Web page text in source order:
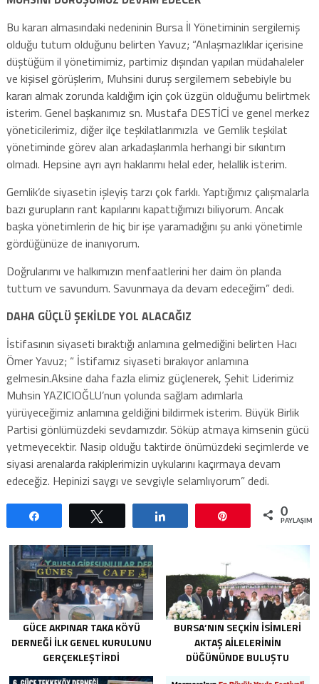
Bu kararı almasındaki nedeninin Bursa İl Yönetiminin sergilemiş
olduğu tutum olduğunu belirten Yavuz; “Anlaşmazlıklar içerisine
düştüğüm il yönetimimiz, partimiz dışından yapılan müdahaleler
ve kişisel görüşlerim, Muhsini duruş sergilemem sebebiyle bu
kararı almak zorunda kaldığım için çok üzgün olduğumu belirtmek
isterim. Genel başkanımız sn. Mustafa DESTİCİ ve genel merkez
yöneticilerimiz, diğer ilçe teşkilatlarımızla ve Gemlik teşkilat
yönetiminde görev alan arkadaşlarımla herhangi bir sıkıntım
olmadı. Hepsine ayrı ayrı haklarımı helal eder, helallik isterim.
Gemlik’de siyasetin işleyiş tarzı çok farklı. Yaptığımız çalışmalarla
bazı gurupların rant kapılarını kapattığımızı biliyorum. Ancak
başka yönetimlerin de hiç bir işe yaramadığını şu anki yönetimle
gördüğünüze de inanıyorum.
Doğrularımı ve halkımızın menfaatlerini her daim ön planda
tuttum ve savundum. Savunmaya da devam edeceğim” dedi.
DAHA GÜÇLÜ ŞEKİLDE YOL ALACAĞIZ
İstifasının siyaseti bıraktığı anlamına gelmediğini belirten Hacı
Ömer Yavuz; “ İstifamız siyaseti bırakıyor anlamına
gelmesin.Aksine daha fazla elimiz güçlenerek, Şehit Liderimiz
Muhsin YAZICIOĞLU’nun yolunda sağlam adımlarla
yürüyeceğimiz anlamına geldiğini bildirmek isterim. Büyük Birlik
Partisi gönlümüzdeki sevdamızdır. Söküp atmaya kimsenin gücü
yetmeyecektir. Nasip olduğu taktirde önümüzdeki seçimlerde ve
siyasi arenalarda rakiplerimizin uykularını kaçırmaya devam
edeceğiz. Hepinizi saygı ve sevgiyle selamlıyorum” dedi.
0
GÜCE AKPINAR TAKA KÖYÜ
DERNEĞI İLK GENEL KURULUNU
GERÇEKLEŞTIRDI
BURSA’NIN SEÇKIN İSIMLERI
AKTAŞ AILELERININ
DÜĞÜNÜNDE BULUŞTU